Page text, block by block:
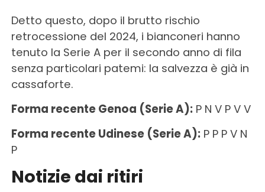
Detto questo, dopo il brutto rischio
retrocessione del 2024, i bianconeri hanno
tenuto la Serie A per il secondo anno di fila
senza particolari patemi: la salvezza è già in
cassaforte.
Forma recente Genoa (Serie A):P N V P V V
Forma recente Udinese (Serie A):P P P V N
P
Notizie dai ritiri